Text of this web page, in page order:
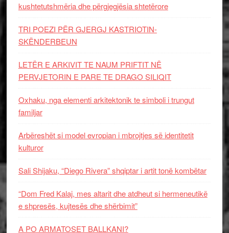
kushtetutshmëria dhe përgjegjësia shtetërore
TRI POEZI PËR GJERGJ KASTRIOTIN-
SKËNDERBEUN
LETËR E ARKIVIT TE NAUM PRIFTIT NË
PERVJETORIN E PARE TE DRAGO SILIQIT
Oxhaku, nga elementi arkitektonik te simboli i trungut
familjar
Arbëreshët si model evropian i mbrojtjes së identitetit
kulturor
Sali Shijaku, “Diego Rivera” shqiptar i artit tonë kombëtar
“Dom Fred Kalaj, mes altarit dhe atdheut si hermeneutikë
e shpresës, kujtesës dhe shërbimit”
A PO ARMATOSET BALLKANI?